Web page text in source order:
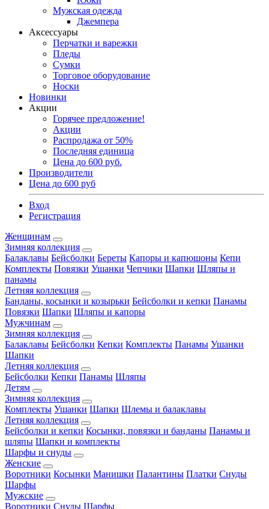
Мужская одежда
Джемпера
Аксессуары
Перчатки и варежки
Пледы
Сумки
Торговое оборудование
Носки
Новинки
Акции
Горячее предложение!
Акции
Распродажа от 50%
Последняя единица
Цена до 600 руб.
Производители
Цена до 600 руб
Вход
Регистрация
Женщинам
Зимняя коллекция
Балаклавы Бейсболки Береты Капоры и капюшоны Кепи
Комплекты Повязки Ушанки Чепчики Шапки Шляпы и
панамы
Летняя коллекция
Банданы, косынки и козырьки Бейсболки и кепки Панамы
Повязки Шапки Шляпы и капоры
Мужчинам
Зимняя коллекция
Балаклавы Бейсболки Кепки Комплекты Панамы Ушанки
Шапки
Летняя коллекция
Бейсболки Кепки Панамы Шляпы
Детям
Зимняя коллекция
Комплекты Ушанки Шапки Шлемы и балаклавы
Летняя коллекция
Бейсболки и кепки Косынки, повязки и банданы Панамы и
шляпы Шапки и комплекты
Шарфы и снуды
Женские
Воротники Косынки Манишки Палантины Платки Снуды
Шарфы
Мужские
Воротники Снуды Шарфы